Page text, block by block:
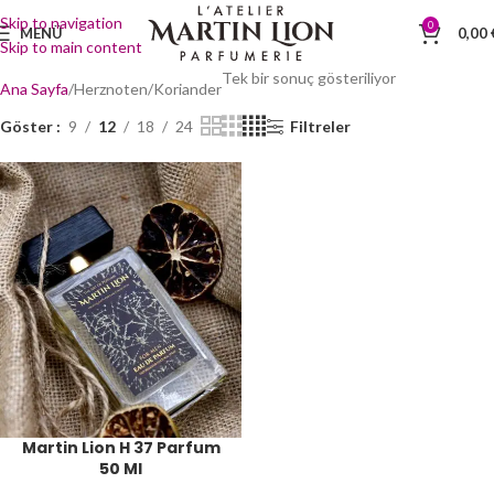
Skip to navigation
Skip to main content
MENÜ 0 0,00
Ana Sayfa Herznoten Koriander
Tek bir sonuç gösteriliyor
Göster 9 12 18 24 Filtreler
Martin Lion H 37 Parfum
50 Ml